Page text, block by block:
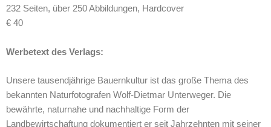
232 Seiten, über 250 Abbildungen, Hardcover
€ 40
Werbetext des Verlags:
Unsere tausendjährige Bauernkultur ist das große Thema des
bekannten Naturfotografen Wolf-Dietmar Unterweger. Die
bewährte, naturnahe und nachhaltige Form der
Landbewirtschaftung dokumentiert er seit Jahrzehnten mit seiner